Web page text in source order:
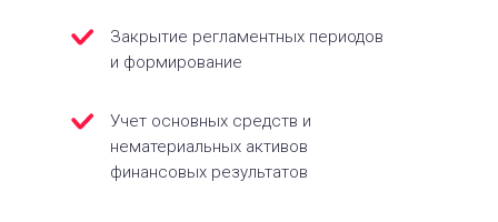
Закрытие регламентных периодов
и формирование
Учет основных средств и
нематериальных активов
финансовых результатов